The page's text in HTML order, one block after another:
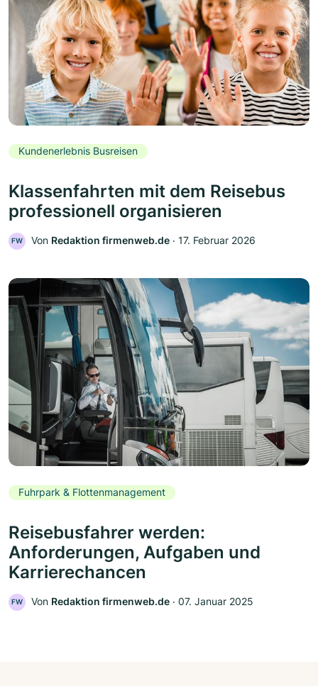
Kundenerlebnis Busreisen
Klassenfahrten mit dem Reisebus
professionell organisieren
FW Von Redaktion firmenweb.de ‧ 17. Februar 2026
Fuhrpark & Flottenmanagement
Reisebusfahrer werden:
Anforderungen, Aufgaben und
Karrierechancen
FW Von Redaktion firmenweb.de ‧ 07. Januar 2025